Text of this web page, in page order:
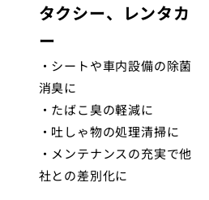
タクシー、レンタカ
ー
・シートや車内設備の除菌
消臭に
・たばこ臭の軽減に
・吐しゃ物の処理清掃に
・メンテナンスの充実で他
社との差別化に